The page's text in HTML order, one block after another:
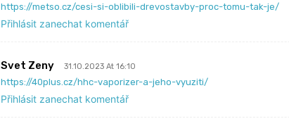
https://metso.cz/cesi-si-oblibili-drevostavby-proc-tomu-tak-je/
Přihlásit zanechat komentář
Svet Zeny 31.10.2023 At 16:10
https://40plus.cz/hhc-vaporizer-a-jeho-vyuziti/
Přihlásit zanechat komentář